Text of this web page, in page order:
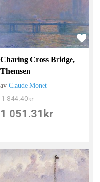
Charing Cross Bridge,
Themsen
avClaude Monet
1 844.40kr
1 051.31 kr